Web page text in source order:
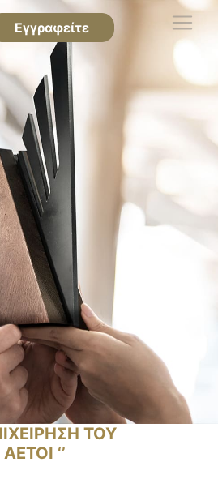
Εγγραφείτε
ΤΟΥ
‘’